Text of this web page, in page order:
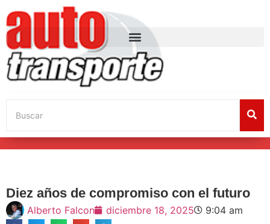
Diez años de compromiso con el futuro
Alberto Falcon diciembre 18, 2025 9:04 am